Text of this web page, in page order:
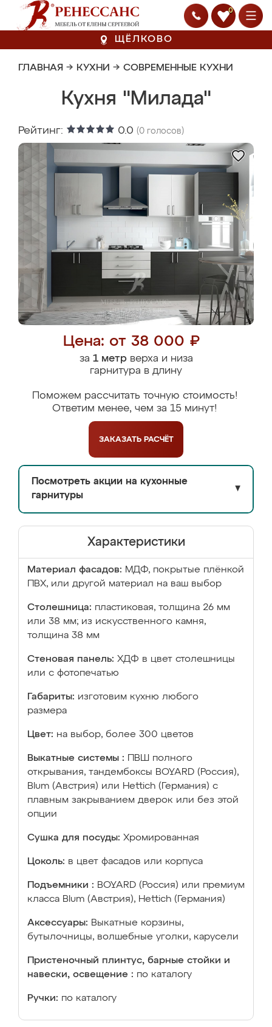
0
ЩЁЛКОВО
ГЛАВНАЯ → КУХНИ → СОВРЕМЕННЫЕ КУХНИ
Кухня "Милада"
Рейтинг: 0.0 (0 голосов)
Цена: от 38 000 ₽
за 1 метрверха и низа
гарнитура в длину
Поможем рассчитать точную стоимость!
Ответим менее, чем за 15 минут!
ЗАКАЗАТЬ РАСЧЁТ
Посмотреть акции на кухонные
гарнитуры
▼
Характеристики
Материал фасадов: МДФ, покрытые плёнкой
ПВХ, или другой материал на ваш выбор
Столешница: пластиковая, толщина 26 мм
или 38 мм; из искусственного камня,
толщина 38 мм
Стеновая панель: ХДФ в цвет столешницы
или с фотопечатью
Габариты: изготовим кухню любого
размера
Цвет: на выбор, более 300 цветов
Выкатные системы :
ПВШ полного
открывания, тандембоксы BOYARD (Россия),
Blum (Австрия) или Hettich (Германия) с
плавным закрыванием дверок или без этой
опции
Сушка для посуды: Хромированная
Цоколь: в цвет фасадов или корпуса
Подъемники : BOYARD (Россия) или премиум
класса Blum (Австрия), Hettich (Германия)
Аксессуары: Выкатные корзины,
бутылочницы, волшебные уголки, карусели
Пристеночный плинтус, барные стойки и
навески, освещение : по каталогу
Ручки: по каталогу